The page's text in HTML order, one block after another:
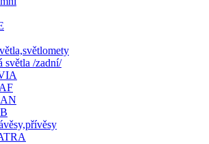
světla /zadní/